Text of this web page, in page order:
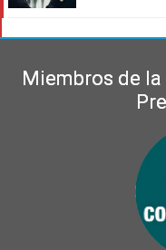
Miembros de